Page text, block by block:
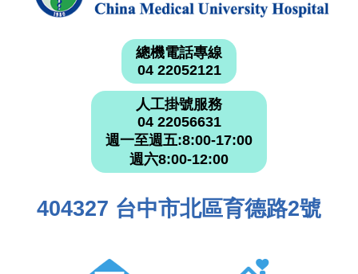
總機電話專線
04 22052121
人工掛號服務
04 22056631
週一至週五:8:00-17:00
週六8:00-12:00
404327 台中市北區育德路2號